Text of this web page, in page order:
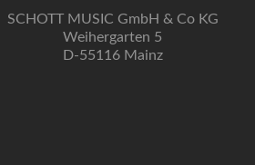
SCHOTT MUSIC GmbH & Co KG
Weihergarten 5
D-55116 Mainz